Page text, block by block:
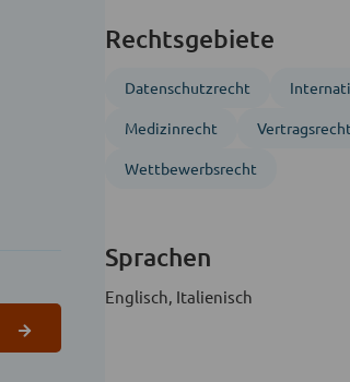
Rechtsgebiete
Datenschutzrecht
Medizinrecht Vertragsrecht
Wettbewerbsrecht
Sprachen
Englisch, Italienisch